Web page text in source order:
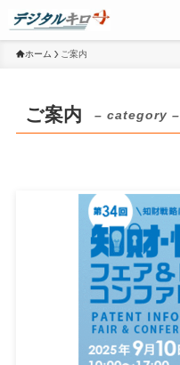
ホーム ご案内
ご案内 – category –